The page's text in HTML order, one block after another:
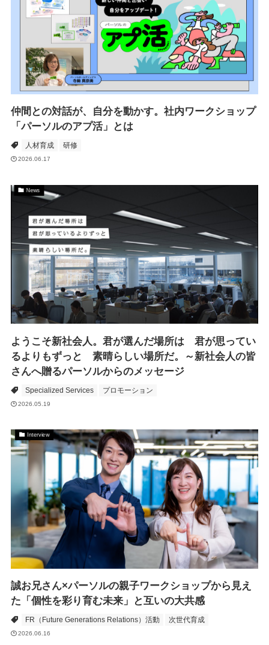
仲間との対話が、自分を動かす。社内ワークショップ
「パーソルのアプ活」とは
人材育成 研修
2026.06.17
News
ようこそ新社会人。君が選んだ場所は 君が思ってい
るよりもずっと 素晴らしい場所だ。～新社会人の皆
さんへ贈るパーソルからのメッセージ
Specialized Services プロモーション
2026.05.19
Interview
誠お兄さん×パーソルの親子ワークショップから見え
た「個性を彩り育む未来」と互いの大共感
FR（Future Generations Relations）活動 次世代育成
2026.06.16